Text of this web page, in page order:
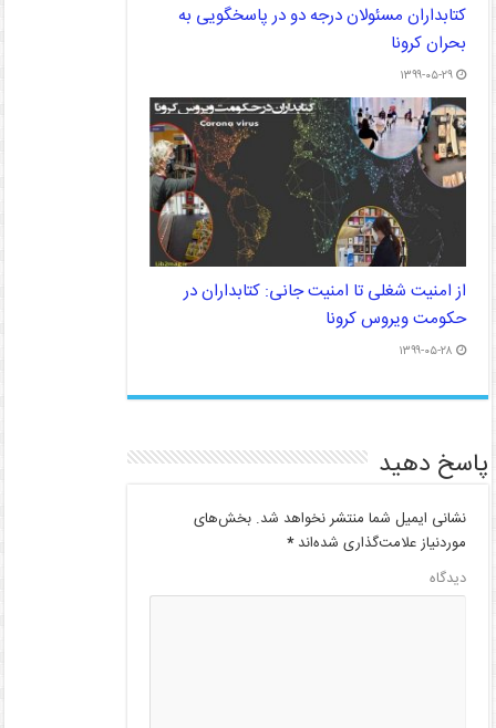
کتابداران مسئولان درجه دو در پاسخگویی به
بحران کرونا
۱۳۹۹-۰۵-۲۹
از امنیت شغلی تا امنیت جانی: کتابداران در
حکومت ویروس کرونا
۱۳۹۹-۰۵-۲۸
پاسخ دهید
نشانی ایمیل شما منتشر نخواهد شد. بخش‌های
موردنیاز علامت‌گذاری شده‌اند*
دیدگاه